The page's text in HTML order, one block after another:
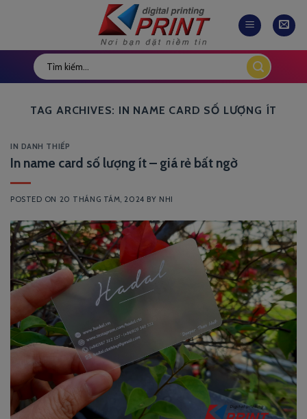
TAG ARCHIVES: IN NAME CARD SỐ LƯỢNG ÍT
IN DANH THIẾP
In name card số lượng ít – giá rẻ bất ngờ
POSTED ON 20 THÁNG TÁM, 2024 BY NHI